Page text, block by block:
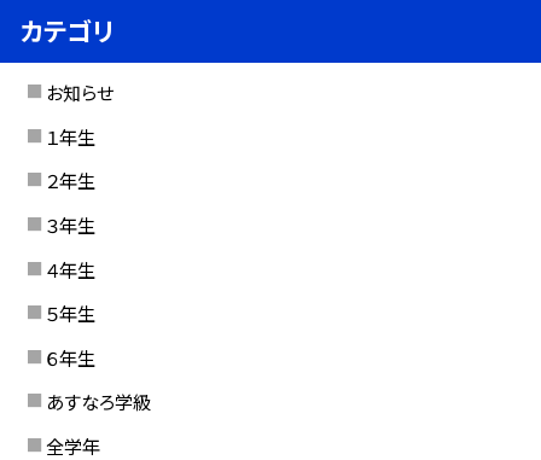
カテゴリ
お知らせ
１年生
２年生
３年生
４年生
５年生
６年生
あすなろ学級
全学年